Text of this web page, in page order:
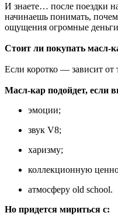
И знаете… после поездки
начинаешь понимать,
ощущения огромные
Стоит ли покупать масл-
Если коротко — зависит от
Масл-кар подойдет, если
эмоции;
звук V8;
харизму;
коллекционную
атмосферу old school.
Но придется мириться с: